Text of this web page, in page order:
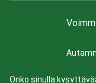
Onko sinulla